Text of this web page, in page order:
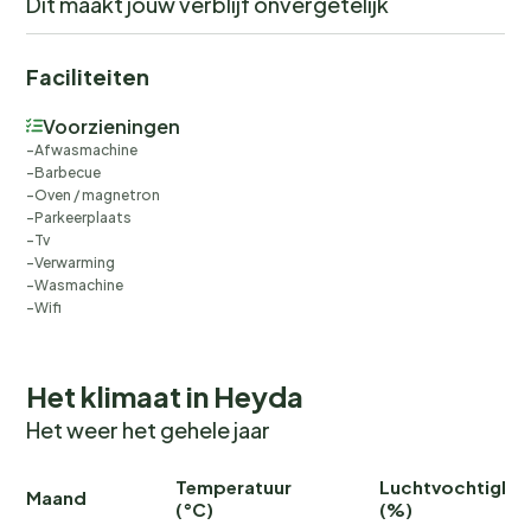
Faciliteiten
Voorzieningen
Afwasmachine
Barbecue
Oven / magnetron
Parkeerplaats
Tv
Verwarming
Wasmachine
Wifi
Het klimaat in Heyda
Het weer het gehele jaar
Maand
Temperatuur
(°C)
(%)